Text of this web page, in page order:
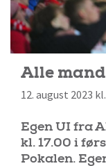
Alle
12. august 2023
Egen UI fra
kl. 17.00 i
Pokalen.